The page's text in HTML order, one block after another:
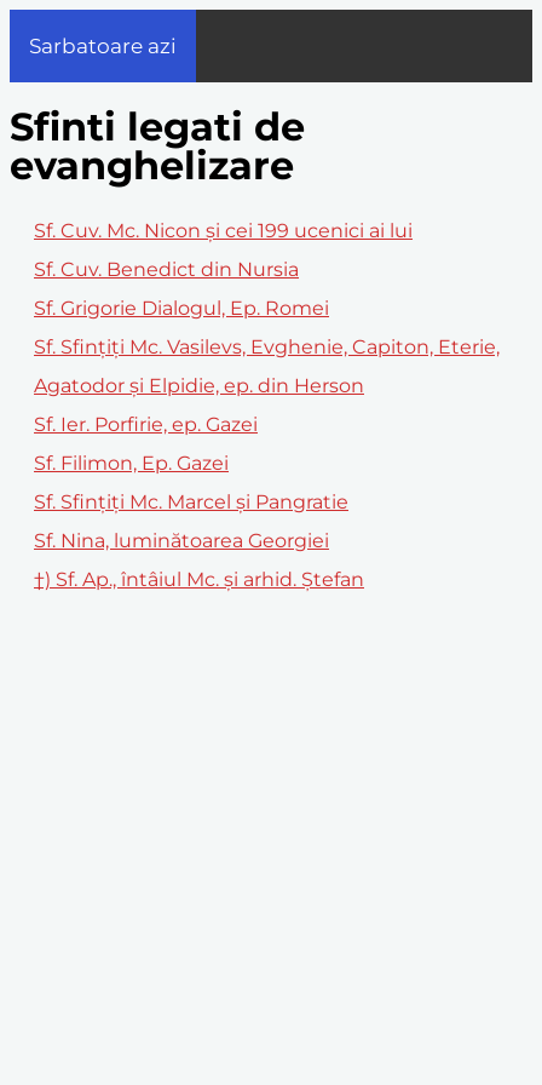
Sarbatoare azi
Sfinti legati de
evanghelizare
Sf. Cuv. Mc. Nicon şi cei 199 ucenici ai lui
Sf. Cuv. Benedict din Nursia
Sf. Grigorie Dialogul, Ep. Romei
Sf. Sfințiți Mc. Vasilevs, Evghenie, Capiton, Eterie,
Agatodor și Elpidie, ep. din Herson
Sf. Ier. Porfirie, ep. Gazei
Sf. Filimon, Ep. Gazei
Sf. Sfinţiţi Mc. Marcel şi Pangratie
Sf. Nina, luminătoarea Georgiei
†) Sf. Ap., întâiul Mc. și arhid. Ștefan